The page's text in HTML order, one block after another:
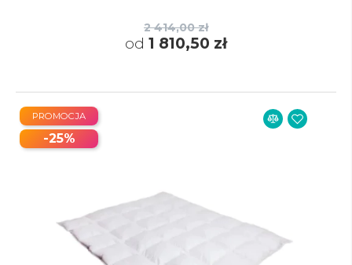
2 414,00 zł
od 1 810,50 zł
PROMOCJA
-25%